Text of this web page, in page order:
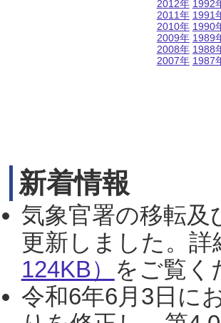
2012年
2011年
2010年
2009年
2008年
2007年
1992
1991
1990
1989
1988
1987
新着情報
気象官署の移転及
更新しました。詳
124KB） をご覧く
令和6年6月3日に